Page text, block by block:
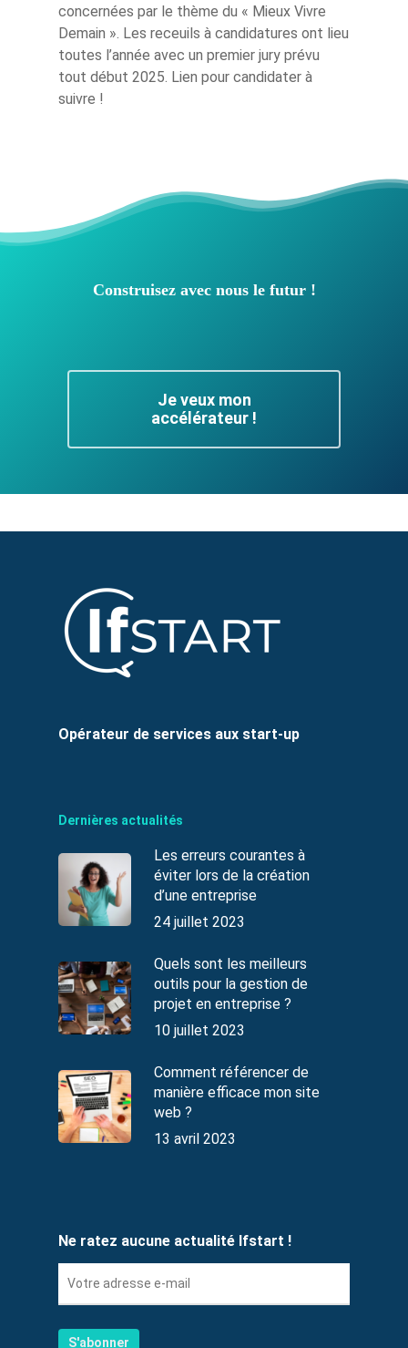
concernées par le thème du « Mieux Vivre
Demain ». Les receuils à candidatures ont lieu
toutes l’année avec un premier jury prévu
tout début 2025. Lien pour candidater à
suivre !
Construisez avec nous le futur !
Je veux mon
accélérateur !
Opérateur de services aux start-up
Dernières actualités
Les erreurs courantes à
éviter lors de la création
d’une entreprise
24 juillet 2023
Quels sont les meilleurs
outils pour la gestion de
projet en entreprise ?
10 juillet 2023
Comment référencer de
manière efficace mon site
web ?
13 avril 2023
Ne ratez aucune actualité Ifstart !